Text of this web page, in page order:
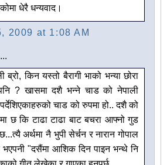
धेरै धन्यवाद।
2009 at 1:08 AM
किन यस्तो बैरागी भाको भन्या छोरा
? खासमा दशै भन्ने चाड को नेपाली
चाड को रुपमा हो.. दशै को
छ कि टाढा टाढा बाट बचरा आफ्नो गुड
अर्थमा नै भुपी सेर्चन र नारान गोपाल
"दसैंमा आशिक दिन पाइन भन्थे नि